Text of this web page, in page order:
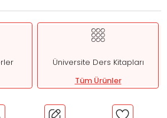
Üniversite Ders Kitapları
Tüm Ürünler